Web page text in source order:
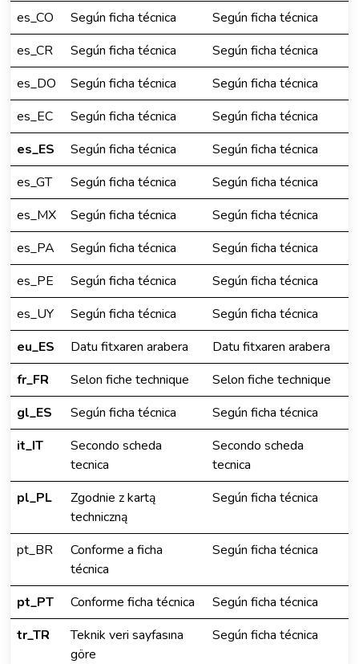
es_CO
Según ficha técnica
Según ficha técnica
es_CR
Según ficha técnica
Según ficha técnica
es_DO
Según ficha técnica
Según ficha técnica
es_EC
Según ficha técnica
Según ficha técnica
es_ES
Según ficha técnica
Según ficha técnica
es_GT
Según ficha técnica
Según ficha técnica
es_MX
Según ficha técnica
Según ficha técnica
es_PA
Según ficha técnica
Según ficha técnica
es_PE
Según ficha técnica
Según ficha técnica
es_UY
Según ficha técnica
Según ficha técnica
eu_ES
Datu fitxaren arabera
Datu fitxaren arabera
fr_FR
Selon fiche technique
Selon fiche technique
gl_ES
Según ficha técnica
Según ficha técnica
it_IT
Secondo scheda
tecnica
Secondo scheda
tecnica
pl_PL
Zgodnie z kartą
techniczną
Según ficha técnica
pt_BR
Conforme a ficha
técnica
Según ficha técnica
pt_PT Conforme ficha técnica
Según ficha técnica
tr_TR
Teknik veri sayfasına
göre
Según ficha técnica